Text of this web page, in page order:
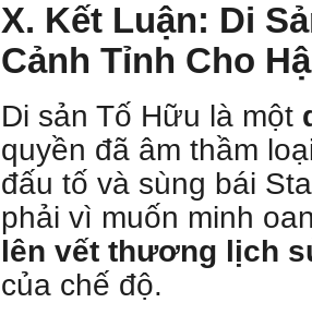
X. Kết Luận: Di
Cảnh Tỉnh Cho
Di sản Tố Hữu là một
quyền đã âm thầm
đấu tố và sùng bái
phải vì muốn minh
lên vết thương lịch
của chế độ.